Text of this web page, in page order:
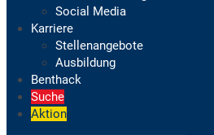
Social Media
Karriere
Stellenangebote
Ausbildung
Benthack
Suche
Aktion